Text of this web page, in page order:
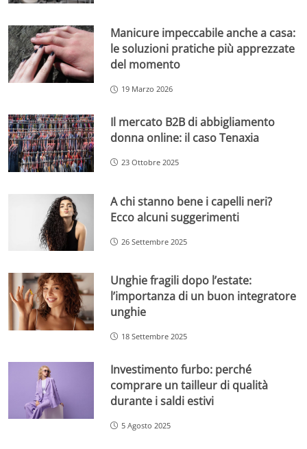
Manicure impeccabile anche a casa:
le soluzioni pratiche più apprezzate
del momento
19 Marzo 2026
Il mercato B2B di abbigliamento
donna online: il caso Tenaxia
23 Ottobre 2025
A chi stanno bene i capelli neri?
Ecco alcuni suggerimenti
26 Settembre 2025
Unghie fragili dopo l’estate:
l’importanza di un buon integratore
unghie
18 Settembre 2025
Investimento furbo: perché
comprare un tailleur di qualità
durante i saldi estivi
5 Agosto 2025